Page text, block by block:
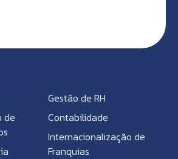
de
Gestão de RH
Contabilidade
Internacionalização de
Franquias